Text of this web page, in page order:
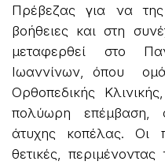
Πρέβεζας για να
βοήθειες και στη
μεταφερθεί στο
Ιωαννίνων, όπου
Ορθοπεδικής
πολύωρη επέμβαση,
άτυχης κοπέλας. Οι
θετικές,